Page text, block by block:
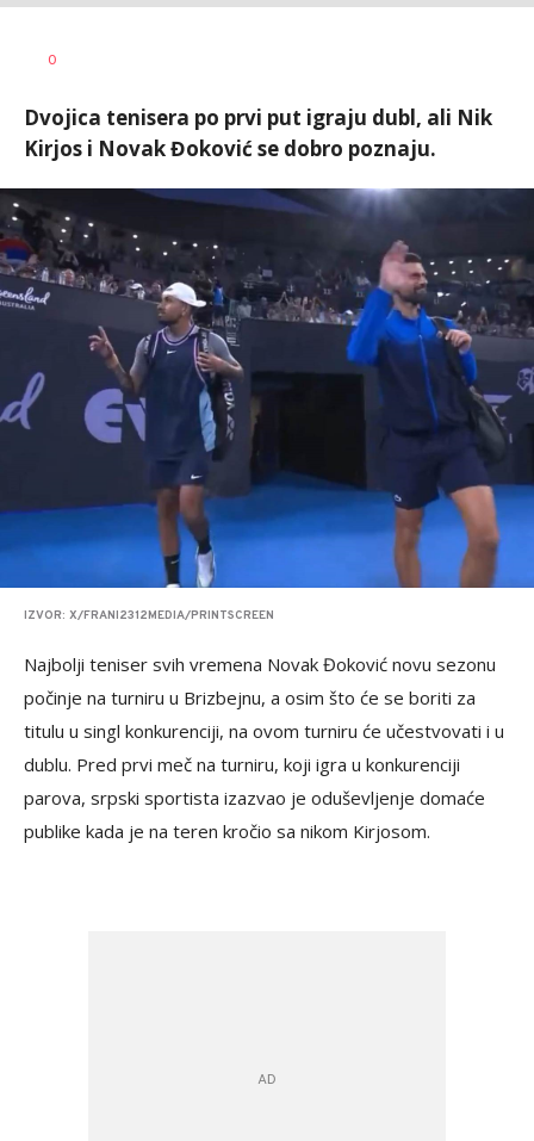
0
Dvojica tenisera po prvi put igraju dubl, ali Nik
Kirjos i Novak Đoković se dobro poznaju.
IZVOR: X/FRANI2312MEDIA/PRINTSCREEN
Najbolji teniser svih vremena Novak Đoković novu sezonu
počinje na turniru u Brizbejnu, a osim što će se boriti za
titulu u singl konkurenciji, na ovom turniru će učestvovati i u
dublu. Pred prvi meč na turniru, koji igra u konkurenciji
parova, srpski sportista izazvao je oduševljenje domaće
publike kada je na teren kročio sa nikom Kirjosom.